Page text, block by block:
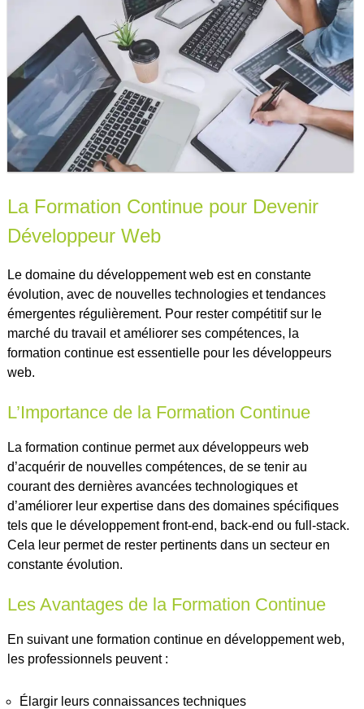
La Formation Continue pour Devenir
Développeur Web
Le domaine du développement web est en constante
évolution, avec de nouvelles technologies et tendances
émergentes régulièrement. Pour rester compétitif sur le
marché du travail et améliorer ses compétences, la
formation continue est essentielle pour les développeurs
web.
L’Importance de la Formation Continue
La formation continue permet aux développeurs web
d’acquérir de nouvelles compétences, de se tenir au
courant des dernières avancées technologiques et
d’améliorer leur expertise dans des domaines spécifiques
tels que le développement front-end, back-end ou full-stack.
Cela leur permet de rester pertinents dans un secteur en
constante évolution.
Les Avantages de la Formation Continue
En suivant une formation continue en développement web,
les professionnels peuvent :
Élargir leurs connaissances techniques